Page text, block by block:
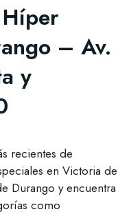
– Av.
y
recientes de
en Victoria de
Durango y encuentra
como